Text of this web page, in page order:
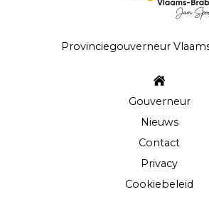
Provinciegouverneur
Gouverneur
Nieuws
Contact
Privacy
Cookiebeleid